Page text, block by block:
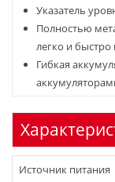
Указатель
Полностью
легко и
Гибкая
Источник питания